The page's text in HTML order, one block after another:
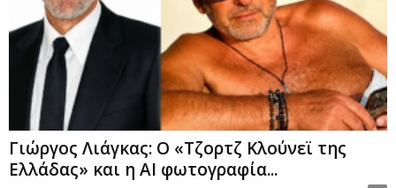
Γιώργος Λιάγκας: Ο «Τζορτζ Κλούνεϊ της
Ελλάδας» και η AI φωτογραφία...